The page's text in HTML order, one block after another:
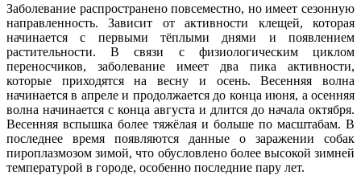
Заболевание распространено повсеместно, но имеет сезонную
направленность. Зависит от активности клещей, которая
начинается с первыми тёплыми днями и появлением
растительности. В связи с физиологическим циклом
переносчиков, заболевание имеет два пика активности,
которые приходятся на весну и осень. Весенняя волна
начинается в апреле и продолжается до конца июня, а осенняя
волна начинается с конца августа и длится до начала октября.
Весенняя вспышка более тяжёлая и больше по масштабам. В
последнее время появляются данные о заражении собак
пироплазмозом зимой, что обусловлено более высокой зимней
температурой в городе, особенно последние пару лет.